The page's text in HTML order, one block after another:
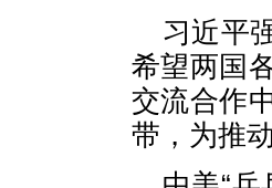
习近平
希望两国
交流合作
带，为推